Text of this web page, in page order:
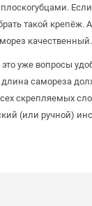
такой крепёж.
качественный.
уже вопросы
длина самореза
скрепляемых
(или ручной)